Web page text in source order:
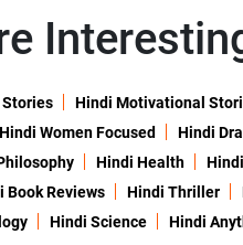
Hindi Motivational
Hindi Women Focused Hindi
Hindi Health
Book Reviews Hindi Thriller
Hindi Science Hindi